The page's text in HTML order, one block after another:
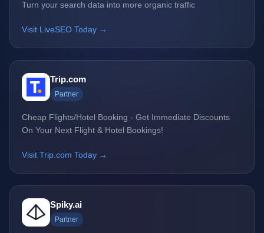
Turn your search data into more organic traffic
Visit LiveSEO Today →
Trip.com
Partner
Cheap Flights/Hotel Booking - Get Immediate Discounts
On Your Next Flight & Hotel Bookings!
Visit Trip.com Today →
Spiky.ai
Partner